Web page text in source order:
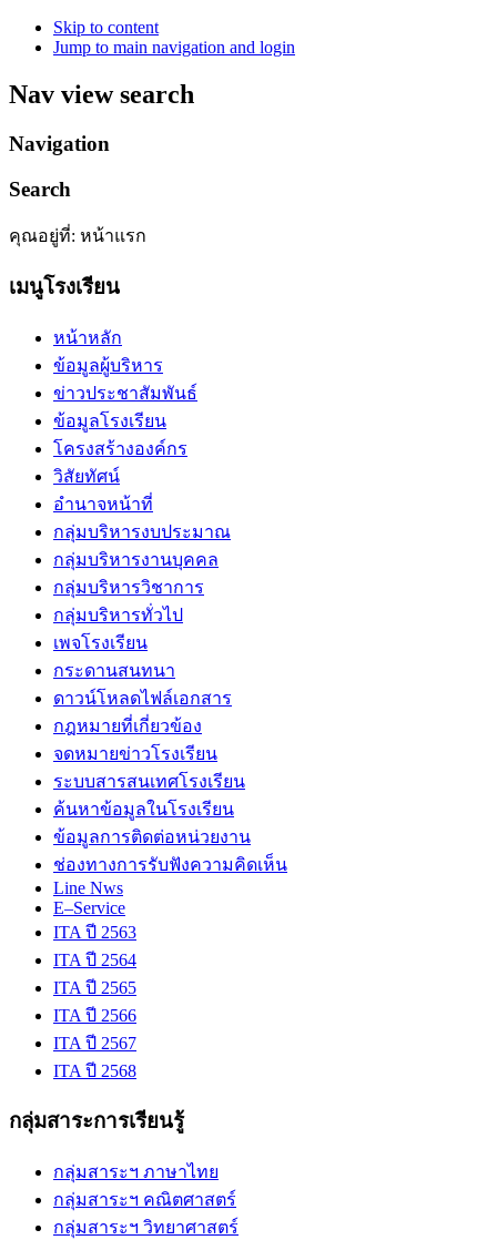
Skip to content
Jump to main navigation and login
Nav view search
Navigation
Search
คุณอยู่ที่: หน้าแรก
เมนูโรงเรียน
หน้าหลัก
ข้อมูลผู้บริหาร
ข่าวประชาสัมพันธ์
ข้อมูลโรงเรียน
โครงสร้างองค์กร
วิสัยทัศน์
อำนาจหน้าที่
กลุ่มบริหารงบประมาณ
กลุ่มบริหารงานบุคคล
กลุ่มบริหารวิชาการ
กลุ่มบริหารทั่วไป
เพจโรงเรียน
กระดานสนทนา
ดาวน์โหลดไฟล์เอกสาร
กฎหมายที่เกี่ยวข้อง
จดหมายข่าวโรงเรียน
ระบบสารสนเทศโรงเรียน
ค้นหาข้อมูลในโรงเรียน
ข้อมูลการติดต่อหน่วยงาน
ช่องทางการรับฟังความคิดเห็น
Line Nws
E–Service
ITA ปี 2563
ITA ปี 2564
ITA ปี 2565
ITA ปี 2566
ITA ปี 2567
ITA ปี 2568
กลุ่มสาระการเรียนรู้
กลุ่มสาระฯ ภาษาไทย
กลุ่มสาระฯ คณิตศาสตร์
กลุ่มสาระฯ วิทยาศาสตร์